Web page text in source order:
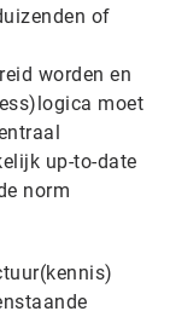
of
worden en
moet
up-to-date
norm